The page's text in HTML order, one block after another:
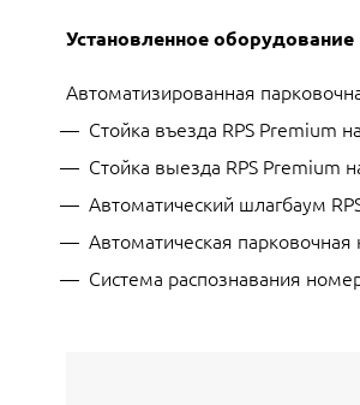
Установленное оборудование
Автоматизированная
Стойка въезда RPS Premium
Стойка выезда RPS Premium
Автоматический шлагбаум
Автоматическая парковочная
Система распознавания